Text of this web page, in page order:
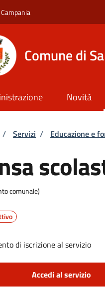
Comune di
Novità
di
/ Servizi / Educazione e
comunale)
di iscrizione al servizio
Accedi al servizio